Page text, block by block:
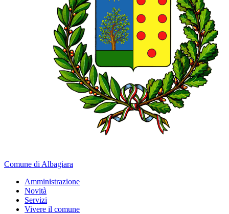
Comune di Albagiara
Amministrazione
Novità
Servizi
Vivere il comune